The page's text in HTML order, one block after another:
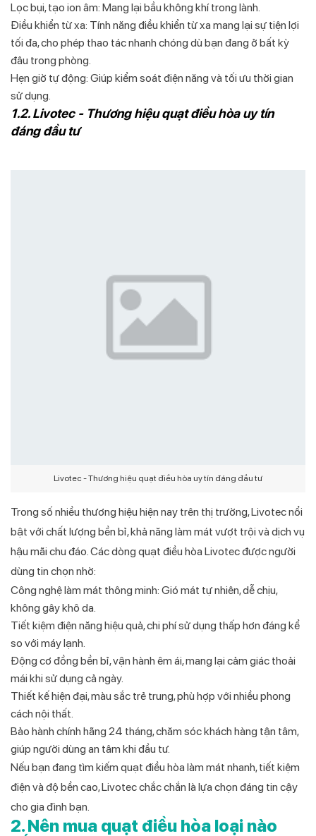
Lọc bụi, tạo ion âm: Mang lại bầu không khí trong lành.
Điều khiển từ xa: Tính năng điều khiển từ xa mang lại sự tiện lợi
tối đa, cho phép thao tác nhanh chóng dù bạn đang ở bất kỳ
đâu trong phòng.
Hẹn giờ tự động: Giúp kiểm soát điện năng và tối ưu thời gian
sử dụng.
1.2. Livotec - Thương hiệu quạt điều hòa uy tín
đáng đầu tư
Livotec - Thương hiệu quạt điều hòa uy tín đáng đầu tư
Trong số nhiều thương hiệu hiện nay trên thị trường, Livotec nổi
bật với chất lượng bền bỉ, khả năng làm mát vượt trội và dịch vụ
hậu mãi chu đáo. Các dòng quạt điều hòa Livotec được người
dùng tin chọn nhờ:
Công nghệ làm mát thông minh: Gió mát tự nhiên, dễ chịu,
không gây khô da.
Tiết kiệm điện năng hiệu quả, chi phí sử dụng thấp hơn đáng kể
so với máy lạnh.
Động cơ đồng bền bỉ, vận hành êm ái, mang lại cảm giác thoải
mái khi sử dụng cả ngày.
Thiết kế hiện đại, màu sắc trẻ trung, phù hợp với nhiều phong
cách nội thất.
Bảo hành chính hãng 24 tháng, chăm sóc khách hàng tận tâm,
giúp người dùng an tâm khi đầu tư.
Nếu bạn đang tìm kiếm quạt điều hòa làm mát nhanh, tiết kiệm
điện và độ bền cao, Livotec chắc chắn là lựa chọn đáng tin cậy
cho gia đình bạn.
2. Nên mua quạt điều hòa loại nào